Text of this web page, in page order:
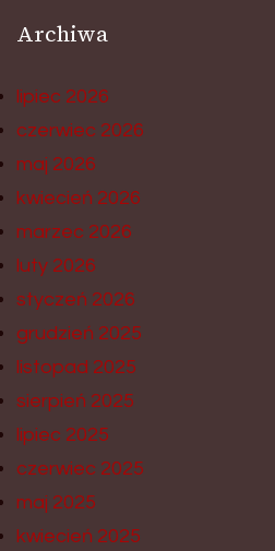
Archiwa
lipiec 2026
czerwiec 2026
maj 2026
kwiecień 2026
marzec 2026
luty 2026
styczeń 2026
grudzień 2025
listopad 2025
sierpień 2025
lipiec 2025
czerwiec 2025
maj 2025
kwiecień 2025